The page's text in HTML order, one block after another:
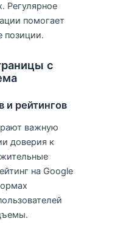
Регулярное
помогает
позиции.
с
и рейтингов
важную
доверия к
на Google